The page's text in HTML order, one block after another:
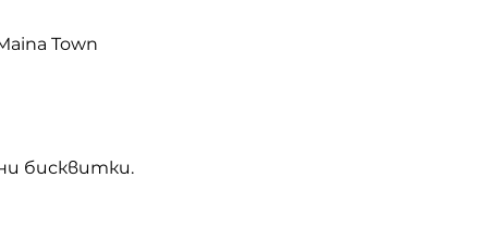
Town
бисквитки.